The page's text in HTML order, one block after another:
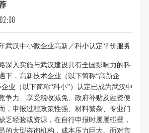
武汉中小微企业高新／科小认定平价服务
深入实施与武汉建设具有全国影响力的科
下，高新技术企业（以下简称“高新企
业（以下简称“科小”）认定已成为武汉中
争力、享受税收减免、政府补贴及融资便
，申报过程政策性强、材料繁杂、专业门
乏经验或资源，在自行申报时屡屡碰壁，
的大型咨询机构，成本压力巨大。面对市